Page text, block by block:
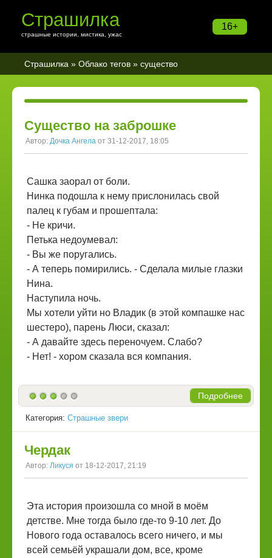
16+
Страшилка
страшные истории, мистика, ужас
Страшилка » Облако тегов » существо
Существо на заброшке
Автор: Дочка Ангела от 31-12-2017, 18:05
Сашка заорал от боли.
Нинка подошла к нему прислонилась свой
палец к губам и прошептала:
- Не кричи.
Петька недоумевал:
- Вы же поругались.
- А теперь помирились. - Сделала милые глазки
Нина.
Наступила ночь.
Мы хотели уйти но Владик (в этой компашке нас
шестеро), парень Люси, сказал:
- А давайте здесь переночуем. Слабо?
- Нет! - хором сказала вся компания.
Подробнее
Категория: Страшные звери
Чердак
Автор: Ликуся от 18-12-2017, 21:19
Эта история произошла со мной в моём
детстве. Мне тогда было где-то 9-10 лет. До
Нового года оставалось всего ничего, и мы
всей семьёй украшали дом, все, кроме